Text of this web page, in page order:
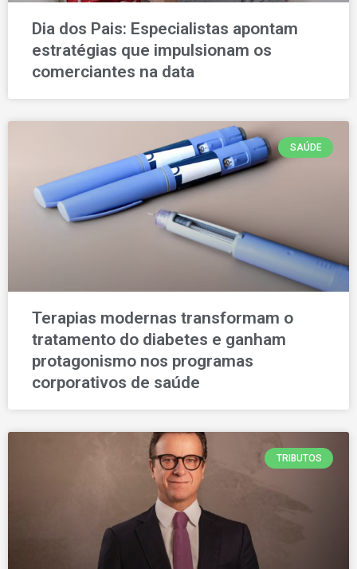
Dia dos Pais: Especialistas apontam
estratégias que impulsionam os
comerciantes na data
SAÚDE
Terapias modernas transformam o
tratamento do diabetes e ganham
protagonismo nos programas
corporativos de saúde
TRIBUTOS